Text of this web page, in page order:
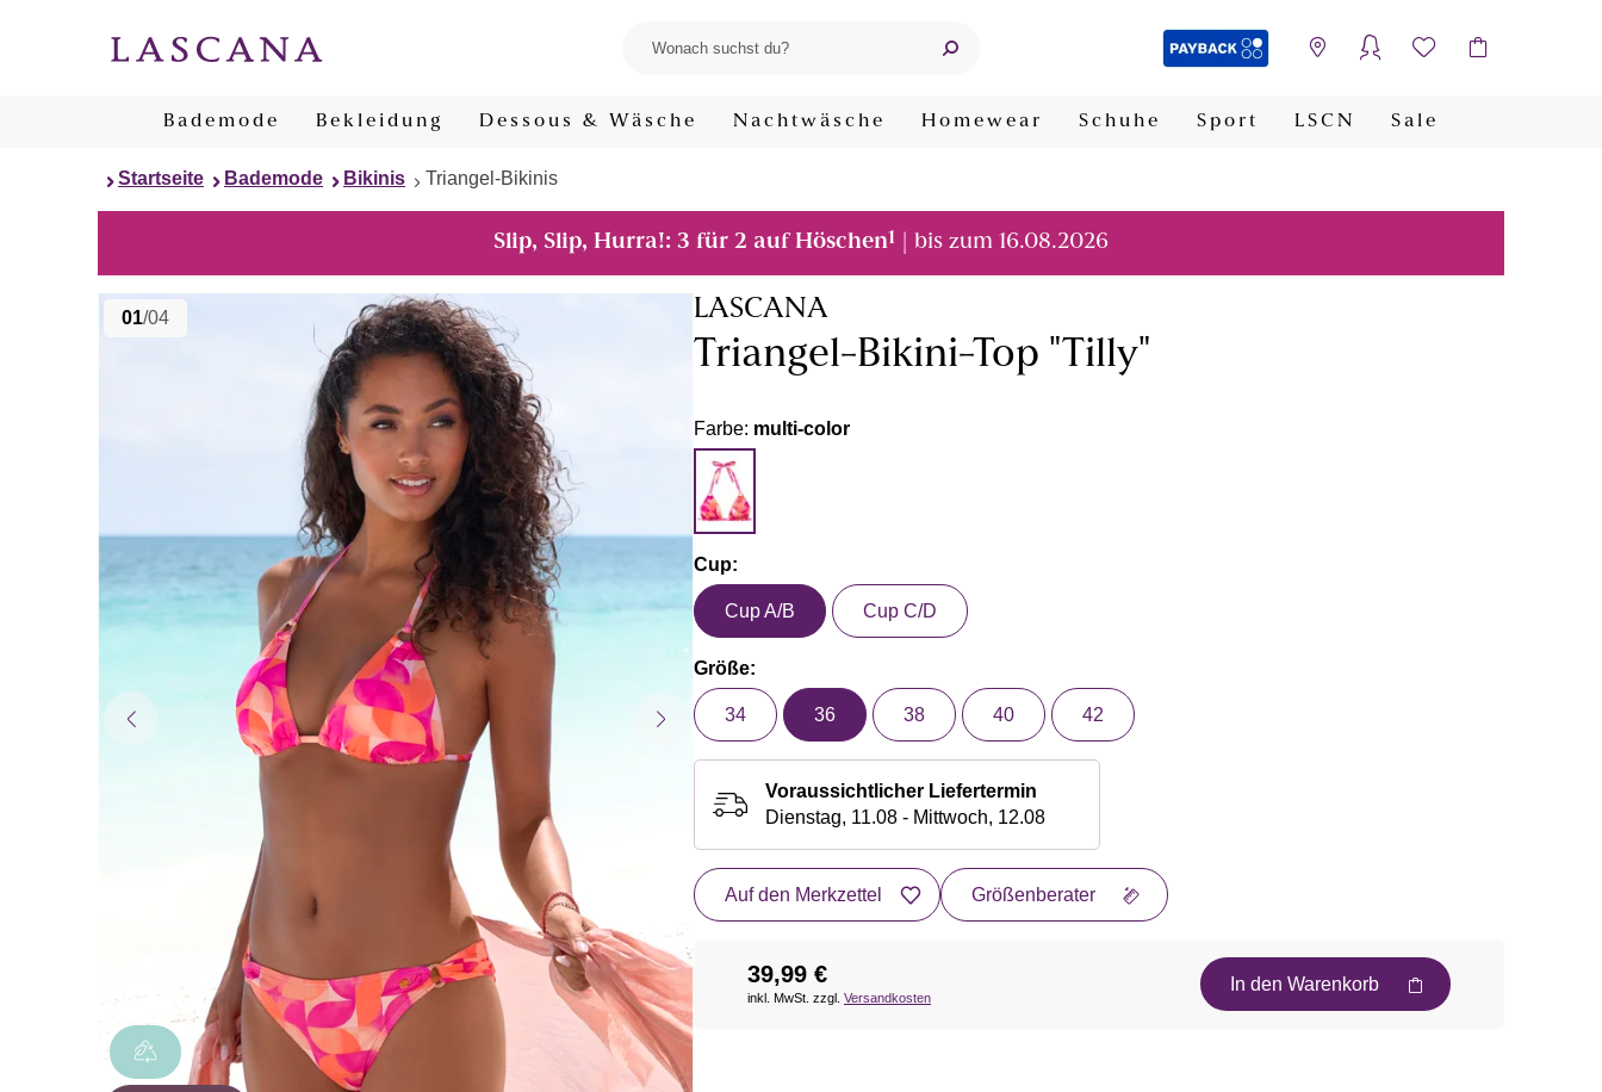
Bademode Bekleidung Dessous & Wäsche Nachtwäsche Homewear Schuhe Sport LSCN Sale
Startseite Bademode Bikinis Triangel-Bikinis
Slip, Slip, Hurra!: 3 für 2 auf Höschen1 | bis zum 16.08.2026
01/04 LASCANA
Triangel-Bikini-Top "Tilly"
Farbe: multi-color
Cup:
Cup A/B Cup C/D
Größe:
34 36 38 40 42
Voraussichtlicher Liefertermin
Dienstag, 11.08 - Mittwoch, 12.08
Auf den Merkzettel Größenberater
39,99 €
inkl. MwSt. zzgl. Versandkosten
In den Warenkorb